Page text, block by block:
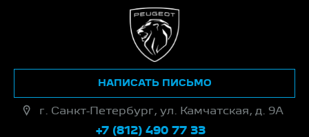
г. Санкт-Петербург, ул. Камчатская, д. 9А
+7 (812) 490 77 33
НАПИСАТЬ ПИСЬМО